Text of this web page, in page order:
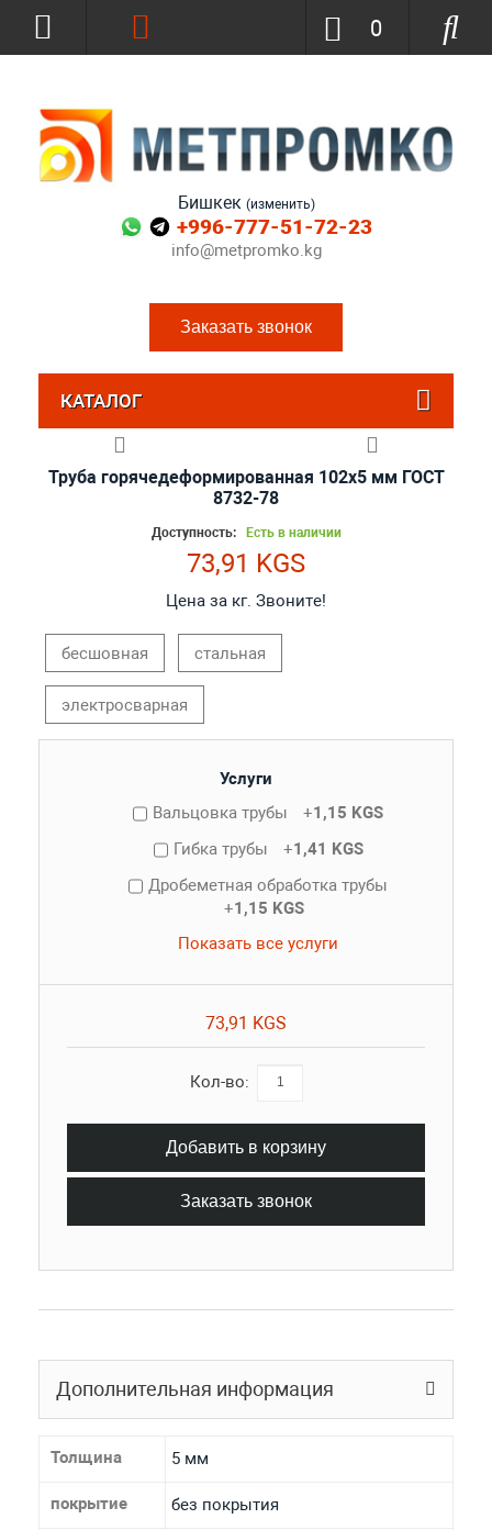
Бишкек (изменить)
+996-777-51-72-23
info@metpromko.kg
Заказать звонок
0
КАТАЛОГ
Труба горячедеформированная 102х5 мм ГОСТ
8732-78
Доступность: Есть в наличии
73,91 KGS
Цена за кг. Звоните!
бесшовная стальная
электросварная
Услуги
Вальцовка трубы
+1,15 KGS
Гибка трубы
+1,41 KGS
Дробеметная обработка трубы
+1,15 KGS
Показать все услуги
73,91 KGS
Кол-во:
Добавить в корзину
Заказать звонок
Дополнительная информация
Толщина 5 мм
покрытие без покрытия